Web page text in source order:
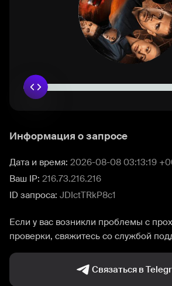
Информация о запросе
Дата и время: 2026-08-08 03:13:19
Ваш IP: 216.73.216.216
ID запроса: JDIctTRkP8c1
Если у вас возникли проблемы с
проверки, свяжитесь со службой
Связаться в